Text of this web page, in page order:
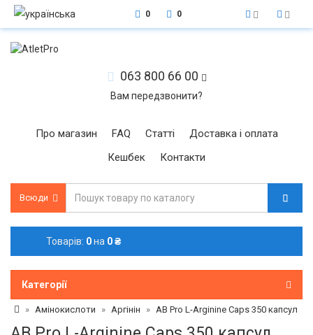
0 0
063 800 66 00
Вам передзвонити?
Про магазин FAQ Статті
Доставка і оплата
Кешбек
Контакти
Всюди
Товарів: 0на 0 ₴
Категорії
Амінокислоти Аргінін AB Pro L-Arginine Caps 350 капсул